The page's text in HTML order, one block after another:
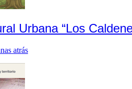
Urbana “Los
atrás